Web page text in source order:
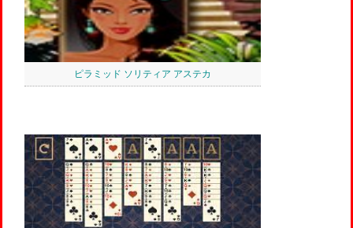
ピラミッド ソリティア アステカ